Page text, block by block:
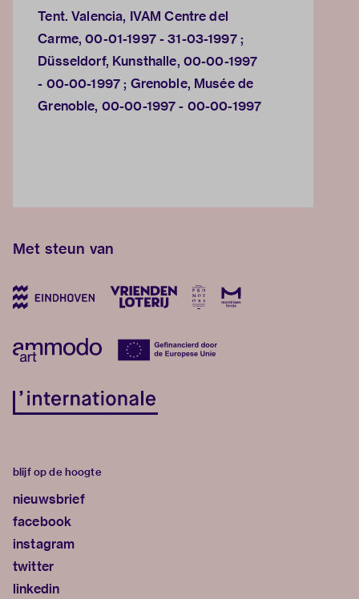
Tent. Valencia, IVAM Centre del
Carme, 00-01-1997 - 31-03-1997 ;
Düsseldorf, Kunsthalle, 00-00-1997
- 00-00-1997 ; Grenoble, Musée de
Grenoble, 00-00-1997 - 00-00-1997
Met steun van
blijf op de hoogte
nieuwsbrief
facebook
instagram
twitter
linkedin